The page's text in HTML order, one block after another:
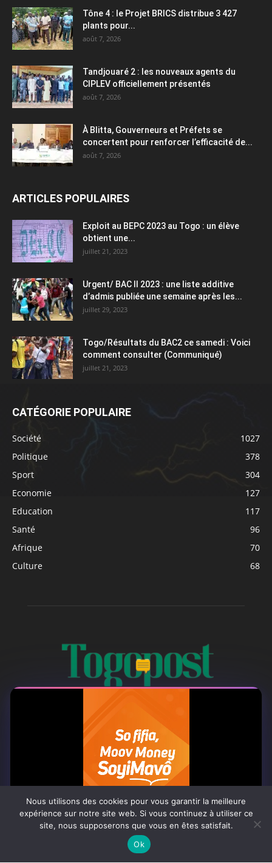
Tône 4 : le Projet BRICS distribue 3 427
plants pour...
août 7, 2026
Tandjouaré 2 : les nouveaux agents du
CIPLEV officiellement présentés
août 7, 2026
À Blitta, Gouverneurs et Préfets se
concertent pour renforcer l’efficacité de...
août 7, 2026
ARTICLES POPULAIRES
Exploit au BEPC 2023 au Togo : un élève
obtient une...
juillet 21, 2023
Urgent/ BAC II 2023 : une liste additive
d’admis publiée une semaine après les...
juillet 29, 2023
Togo/Résultats du BAC2 ce samedi : Voici
comment consulter (Communiqué)
juillet 21, 2023
CATÉGORIE POPULAIRE
Société
1027
Politique
378
Sport
304
Economie
127
Education
117
Santé
96
Afrique
70
Culture
68
À PROPOS
Togo Post est un site d'information en ligne ...
Tel : +228 98 42 82 18
Contactez-nous:contact@togopost.tg
Nous utilisons des cookies pour vous garantir la meilleure
expérience sur notre site web. Si vous continuez à utiliser ce
site, nous supposerons que vous en êtes satisfait.
Ok